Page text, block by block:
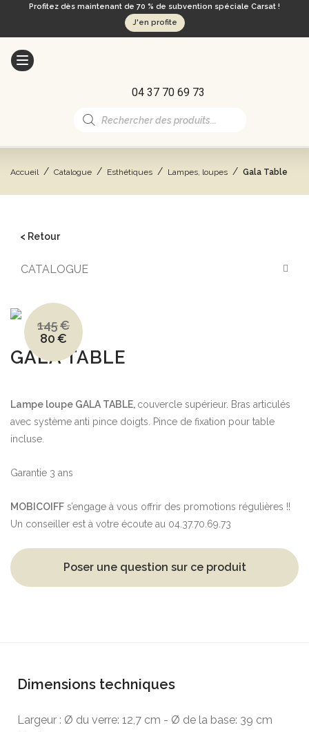
Profitez dès maintenant de 70 % de subvention spéciale Carsat !
J'en profite
04 37 70 69 73
Recherche
de
Accueil / Catalogue / Esthétiques / Lampes, loupes / Gala Table
< Retour
CATALOGUE
GALA TABLE
145€
Le
prix
initial
était :
80€
Le
prix
actuel
est :
Lampe loupe GALA TABLE, couvercle supérieur. Bras articulés
avec système anti pince doigts. Pince de fixation pour table
incluse.
Garantie 3 ans
MOBICOIFF s’engage à vous offrir des promotions régulières !!
Un conseiller est à votre écoute au 04.37.70.69.73
Poser une question sur ce produit
Dimensions techniques
Largeur : Ø du verre: 12,7 cm - Ø de la base: 39 cm